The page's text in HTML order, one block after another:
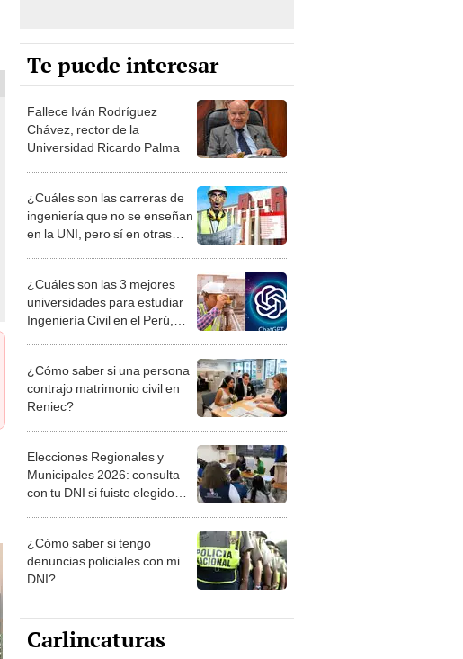
Te puede interesar
Fallece Iván Rodríguez
Chávez, rector de la
Universidad Ricardo Palma
¿Cuáles son las carreras de
ingeniería que no se enseñan
en la UNI, pero sí en otras
universidades de Perú?
¿Cuáles son las 3 mejores
universidades para estudiar
Ingeniería Civil en el Perú,
según ChatGPT?
¿Cómo saber si una persona
contrajo matrimonio civil en
Reniec?
Elecciones Regionales y
Municipales 2026: consulta
con tu DNI si fuiste elegido
miembro de mesa para este 4
¿Cómo saber si tengo
denuncias policiales con mi
DNI?
Carlincaturas